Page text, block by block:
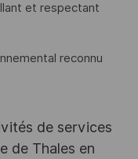
et respectant
reconnu
de services
de Thales en